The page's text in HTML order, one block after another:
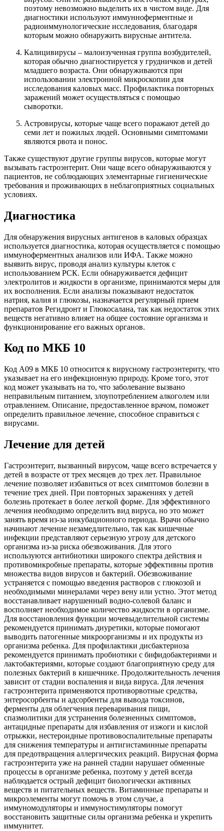
поэтому невозможно выделить их в чистом виде. Для
диагностики используют иммунноферментные и
радиоиммунологические исследования, благодаря
которым можно обнаружить вирусные антитела.
Калицивирусы – малоизученная группа возбудителей,
которая обычно диагностируется у грудничков и детей
младшего возраста. Они обнаруживаются при
использовании электронной микроскопии для
исследования каловых масс. Профилактика повторных
заражений может осуществляться с помощью
сыворотки.
Астровирусы, которые чаще всего поражают детей до
семи лет и пожилых людей. Основными симптомами
являются рвота и понос.
Также существуют другие группы вирусов, которые могут
вызывать гастроэнтерит. Они чаще всего обнаруживаются у
пациентов, не соблюдающих элементарные гигиенические
требования и проживающих в неблагоприятных социальных
условиях.
Диагностика
Для обнаружения вирусных антигенов в каловых образцах
используется диагностика, которая осуществляется с помощью
иммуноферментных анализов или ИФА. Также можно
выявить вирус, проводя анализ культуры клеток с
использованием РСК. Если обнаруживается дефицит
электролитов и жидкости в организме, принимаются меры для
их восполнения. Если анализы показывают недостаток
натрия, калия и глюкозы, назначается регулярный прием
препаратов Регидронт и Глюкосалана, так как недостаток этих
веществ негативно влияет на общее состояние организма и
функционирование его важных органов.
Код по МКБ 10
Код А09 в МКБ 10 относится к вирусному гастроэнтериту, что
указывает на его инфекционную природу. Кроме того, этот
код может указывать на то, что заболевание вызвано
неправильным питанием, злоупотреблением алкоголем или
отравлением. Описание, предоставленное врачом, поможет
определить правильное лечение, способное справиться с
вирусами.
Лечение для детей
Гастроэнтерит, вызванный вирусом, чаще всего встречается у
детей в возрасте от трех месяцев до трех лет. Правильное
лечение позволяет избавиться от всех симптомов болезни в
течение трех дней. При повторных заражениях у детей
болезнь протекает в более легкой форме. Для эффективного
лечения необходимо определить вид вируса, но это может
занять время из-за инкубационного периода. Врачи обычно
начинают лечение незамедлительно, так как кишечные
инфекции представляют серьезную угрозу для детского
организма из-за риска обезвоживания. Для этого
используются антибиотики широкого спектра действия и
противомикробные препараты, которые эффективны против
множества видов вирусов и бактерий. Обезвоживание
устраняется с помощью введения растворов с глюкозой и
необходимыми минералами через вену или устно. Этот метод
восстанавливает нарушенный водно-солевой баланс и
восполняет необходимое количество жидкости в организме.
Для восстановления функции мочевыделительной системы
рекомендуется принимать диуретики, которые помогают
выводить патогенные микроорганизмы и их продукты из
организма ребенка. Для профилактики дисбактериоза
рекомендуется принимать пробиотики с бифидобактериями и
лактобактериями, которые создают благоприятную среду для
полезных бактерий в кишечнике. Продолжительность лечения
зависит от стадии воспаления и вида вируса. Для лечения
гастроэнтерита применяются противорвотные средства,
энтеросорбенты и адсорбенты для вывода токсинов,
ферменты для облегчения переваривания пищи,
спазмолитики для устранения болезненных симптомов,
антацидные препараты для избавления от изжоги и кислой
отрыжки, нестероидные противовоспалительные препараты
для снижения температуры и антигистаминные препараты
для предотвращения аллергических реакций. Вирусная форма
гастроэнтерита уже на ранней стадии нарушает обменные
процессы в организме ребенка, поэтому у детей всегда
наблюдается острый дефицит биологически активных
веществ и питательных веществ. Витаминные препараты и
микроэлементы могут помочь в этом случае, а
иммуномодуляторы и иммуностимуляторы помогут
восстановить защитные силы организма ребенка и укрепить
иммунитет.